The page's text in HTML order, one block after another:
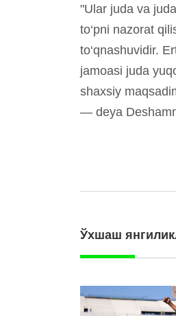
"Ular juda va
to‘pni nazorat
to‘qnashuvidir.
jamoasi juda
shaxsiy
— deya
Ўхшаш